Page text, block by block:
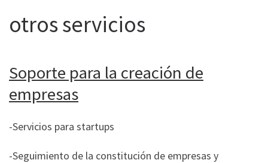
otros servicios
Soporte para la creación de
empresas
-Servicios para startups
-Seguimiento de la constitución de empresas y